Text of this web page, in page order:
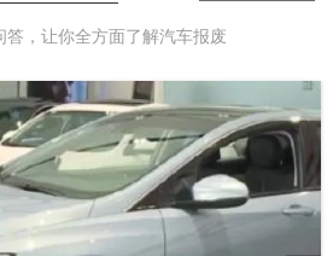
，让你全方面了解汽车报废